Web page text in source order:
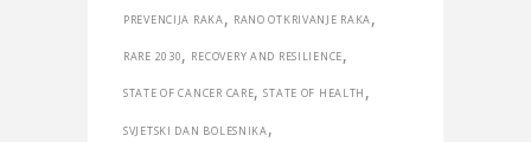
PREVENCIJA RAKA, RANO OTKRIVANJE RAKA,
RARE 2030, RECOVERY AND RESILIENCE,
STATE OF CANCER CARE,STATE OF HEALTH ,
SVJETSKI DAN BOLESNIKA,